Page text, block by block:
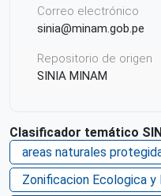
Correo electrónico
sinia@minam.gob.pe
Repositorio de origen
SINIA MINAM
Clasificador temático
areas naturales
Zonificacion Ecologica y